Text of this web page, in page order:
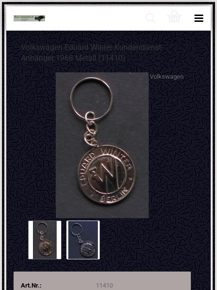
Volkswagen Eduard Winter Kundendienst-
Anhänger 1968 Metall (11410)
Volkswagen
Art.Nr.:
11410